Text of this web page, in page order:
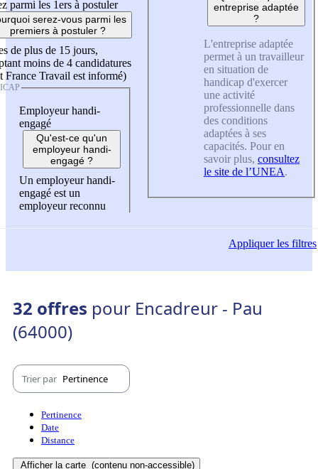
parmi les 1ers à postuler
serez-vous parmi les
premiers à postuler ?
de plus de 15 jours,
moins de 4 candidatures
France Travail est informé)
Employeur handi-
engagé
Qu'est-ce qu'un
employeur handi-
engagé ?
Un employeur handi-
engagé est un
employeur reconnu
entreprise adaptée
?
L'entreprise adaptée
permet à un travailleur
en situation de
handicap d'exercer
une activité
professionnelle dans
des conditions
adaptées à ses
capacités. Pour en
savoir plus, consultez
le site de l’UNEA.
Appliquerles filtres
32 offres pour Encadreur - Pau
(64000)
Trier par Pertinence
Pertinence
Date
Distance
Afficher la carte (contenu non-accessible)